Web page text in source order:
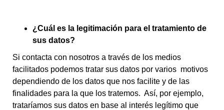
¿Cuál es la legitimación para el tratamiento de
sus datos?
Si contacta con nosotros a través de los medios
facilitados podemos tratar sus datos por varios motivos
dependiendo de los datos que nos facilite y de las
finalidades para la que los tratemos. Así, por ejemplo,
trataríamos sus datos en base al interés legítimo que